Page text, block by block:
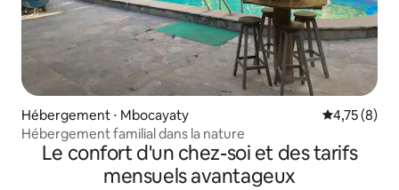
Hébergement ⋅ Mbocayaty Évaluation
4,75 (8)
Hébergement familial dans la nature
Le confort d'un chez-soi et des tarifs
mensuels avantageux